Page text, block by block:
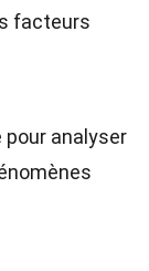
facteurs
pour analyser